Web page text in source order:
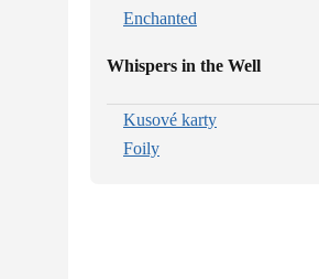
Enchanted
Whispers in the Well
Kusové karty
Foily